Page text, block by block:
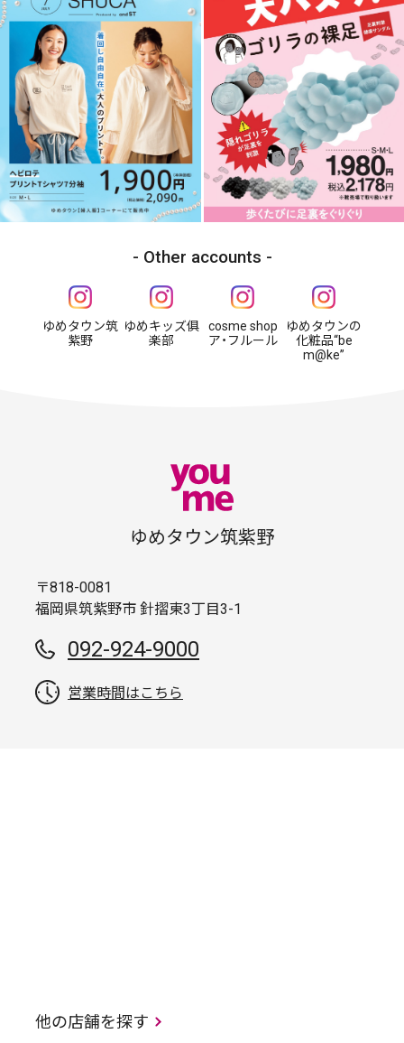
Other accounts
ゆめタウン筑
紫野
ゆめキッズ俱
楽部
cosme shop
ア・フルール
ゆめタウンの
化粧品“be
m@ke”
ゆめタウン筑紫野
〒818-0081
福岡県筑紫野市 針摺東3丁目3-1
092-924-9000
営業時間はこちら
他の店舗を探す